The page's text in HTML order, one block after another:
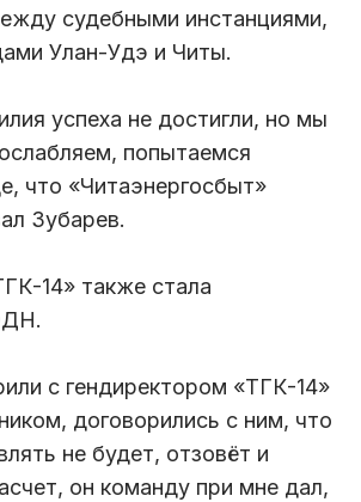
судебными инстанциями,
Улан-Удэ и Читы.
успеха не достигли, но мы
попытаемся
что «Читаэнергосбыт»
Зубарев.
14» также стала
с гендиректором «ТГК-14»
договорились с ним, что
не будет, отзовёт и
он команду при мне дал,